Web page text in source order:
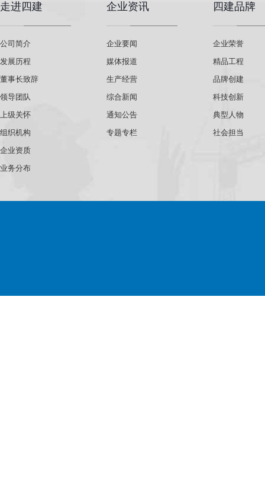
走进四建
公司简介
发展历程
董事长致辞
领导团队
上级关怀
组织机构
企业资质
业务分布
企业资讯
企业要闻
媒体报道
生产经营
综合新闻
通知公告
专题专栏
四建品牌
企业荣誉
精品工程
品牌创建
科技创新
典型人物
社会担当